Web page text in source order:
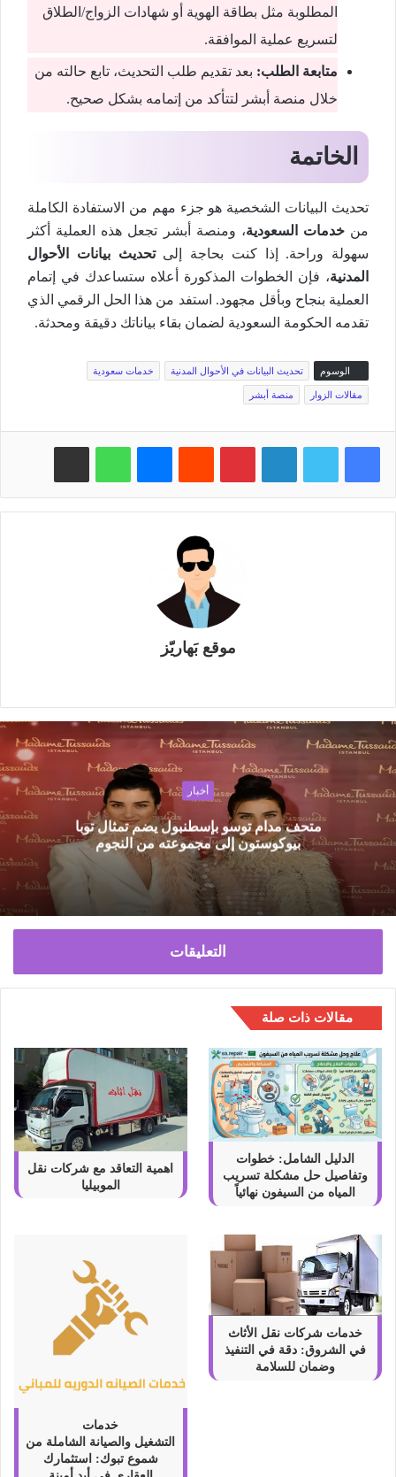
المطلوبة مثل بطاقة الهوية أو شهادات الزواج/الطلاق
لتسريع عملية الموافقة.
متابعة الطلب: بعد تقديم طلب التحديث، تابع حالته من
خلال منصة أبشر لتتأكد من إتمامه بشكل صحيح.
الخاتمة
تحديث البيانات الشخصية هو جزء مهم من الاستفادة الكاملة
منخدمات السعودية، ومنصة أبشر تجعل هذه العملية أكثر
سهولة وراحة. إذا كنت بحاجة إلىتحديث بيانات الأحوال
المدنية، فإن الخطوات المذكورة أعلاه ستساعدك في إتمام
العملية بنجاح وبأقل مجهود. استفد من هذا الحل الرقمي الذي
تقدمه الحكومة السعودية لضمان بقاء بياناتك دقيقة ومحدثة.
الوسوم تحديث البيانات في الأحوال المدنية خدمات سعودية
مقالات الزوار منصة أبشر
فيسبوك لينكدإن بينتيريست واتساب
موقع بَهاريّز
ق
ع
ل
ي
ب
أخبار
متحف مدام توسو بإسطنبول يضم تمثال توبا
بيوكوستون إلى مجموعته من النجوم
التعليقات
مقالات ذات صلة
الدليل الشامل: خطوات
وتفاصيل حل مشكلة تسريب
المياه من السيفون نهائياً
اهمية التعاقد مع شركات نقل
الموبيليا
خدمات شركات نقل الأثاث
في الشروق: دقة في التنفيذ
وضمان للسلامة
خدمات
التشغيل والصيانة الشاملة من
شموع تبوك: استثمارك